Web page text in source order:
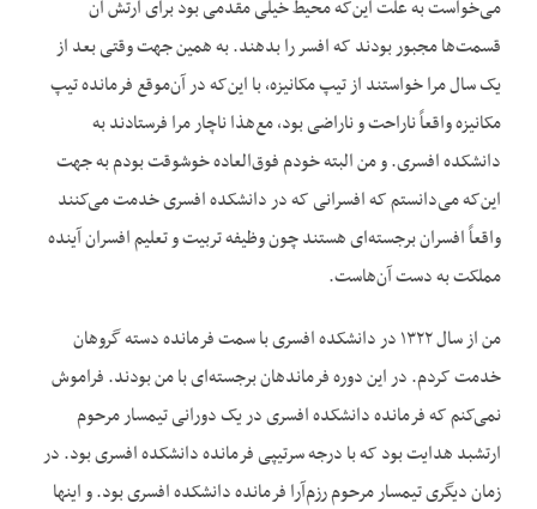
می‌خواست به علت این‌که محیط خیلی مقدمی بود برای ارتش آن
قسمت‌ها مجبور بودند که افسر را بدهند. به همین جهت وقتی بعد از
یک سال مرا خواستند از تیپ مکانیزه، با این‌که در آن‌موقع فرمانده تیپ
مکانیزه واقعاً ناراحت و ناراضی بود، مع‌هذا ناچار مرا فرستادند به
دانشکده افسری. و من البته خودم فوق‌العاده خوشوقت بودم به جهت
این‌که می‌دانستم که افسرانی که در دانشکده افسری خدمت می‌کنند
واقعاً افسران برجسته‌ای هستند چون وظیفه تربیت و تعلیم افسران آینده
مملکت به دست آن‌هاست.
من از سال ۱۳۲۲ در دانشکده افسری با سمت فرمانده دسته گروهان
خدمت کردم. در این دوره فرماندهان برجسته‌ای با من بودند. فراموش
نمی‌کنم که فرمانده دانشکده افسری در یک دورانی تیمسار مرحوم
ارتشبد هدایت بود که با درجه سرتیپی فرمانده دانشکده افسری بود. در
زمان دیگری تیمسار مرحوم رزم‌آرا فرمانده دانشکده افسری بود. و اینها